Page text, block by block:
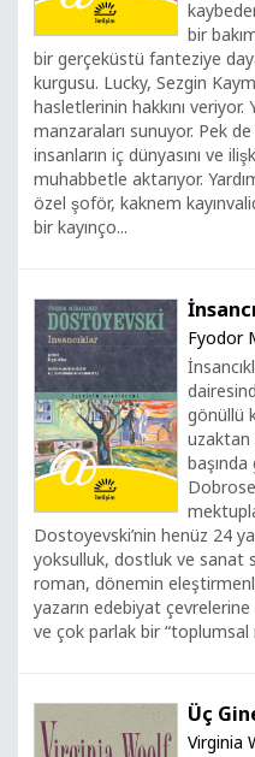
bir
bir gerçeküstü fanteziye
kurgusu. Lucky, Sezgin
hasletlerinin hakkını
manzaraları sunuyor. Pek
insanların iç dünyasını ve
muhabbetle aktarıyor.
özel şoför, kaknem
bir kayınço...
Fyodor
gönüllü
uzaktan
Dostoyevski’nin henüz 24
yoksulluk, dostluk ve sanat
roman, dönemin
yazarın edebiyat çevrelerine
ve çok parlak bir
Üç
Virginia